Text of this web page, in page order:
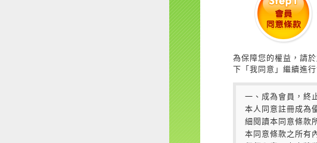
為保障您的權益，請
下「我同意」繼續進